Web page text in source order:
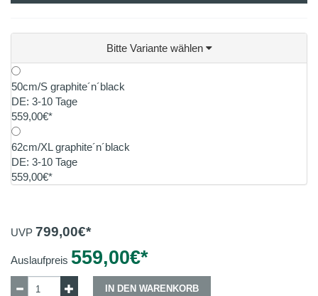
Bitte Variante wählen
50cm/S graphite´n´black
DE: 3-10 Tage
559,00€*
62cm/XL graphite´n´black
DE: 3-10 Tage
559,00€*
UVP 799,00€*
Auslaufpreis 559,00€*
IN DEN WARENKORB